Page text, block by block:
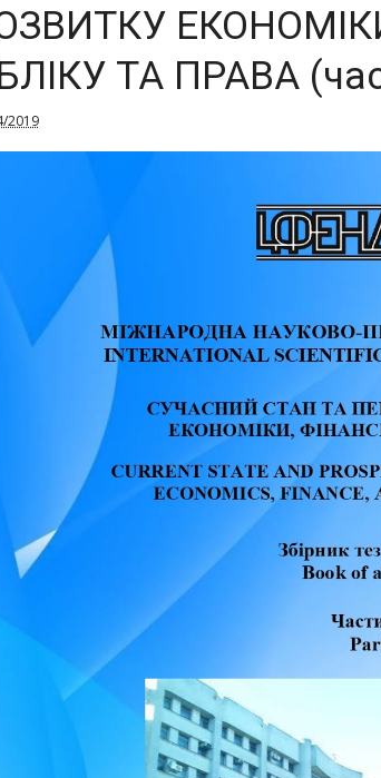
ТА ПРАВА
2019